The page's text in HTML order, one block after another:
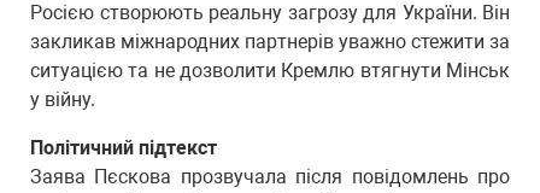
Росією створюють реальну загрозу для України. Він
закликав міжнародних партнерів уважно стежити за
ситуацією та не дозволити Кремлю втягнути Мінськ
у війну.
Політичний підтекст
Заява Пєскова прозвучала після повідомлень про